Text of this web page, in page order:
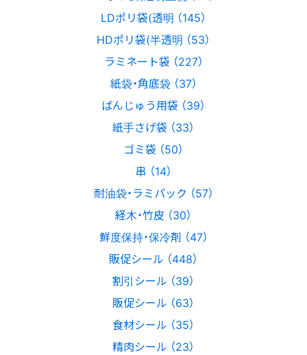
LDポリ袋(透明 （145）
HDポリ袋(半透明 （53）
ラミネート袋 （227）
紙袋・角底袋 （37）
ばんじゅう用袋 （39）
紙手さげ袋 （33）
ゴミ袋 （50）
串 （14）
耐油袋・ラミパック （57）
経木・竹皮 （30）
鮮度保持・保冷剤 （47）
販促シール （448）
割引シール （39）
販促シール （63）
食材シール （35）
精肉シール （23）